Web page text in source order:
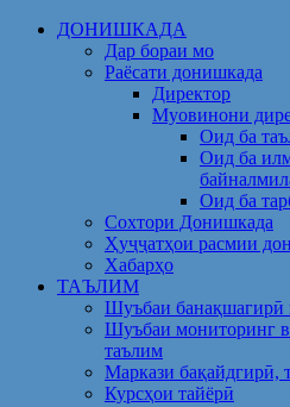
Skip
ДОНИШКАДА
Дар бораи мо
Раёсати донишкада
Директор
Муовинони
Оид ба
Оид ба
Оид ба
Сохтори Донишкада
Ҳуҷҷатҳои расмии
Хабарҳо
ТАЪЛИМ
Шуъбаи банақшагирӣ
Шуъбаи мониторинг
таълим
Маркази бақайдгирӣ,
Курсҳои тайёрӣ